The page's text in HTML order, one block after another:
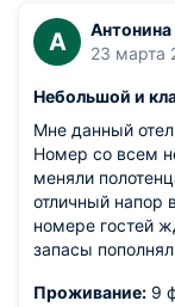
А
Антонина
23 марта
Небольшой и
Мне данный
Номер со всем
меняли
отличный напор
номере гостей
запасы
Проживание: 9